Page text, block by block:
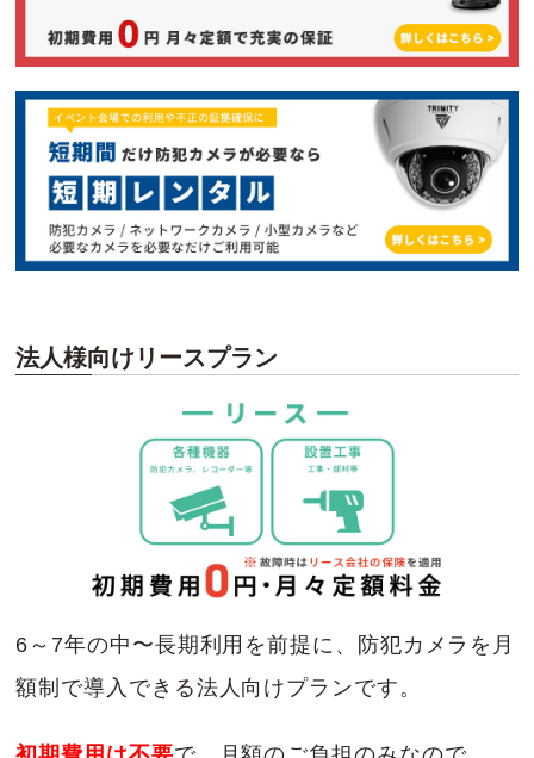
法人様向けリースプラン
6～7年の中〜長期利用を前提に、防犯カメラを月
額制で導入できる法人向けプランです。